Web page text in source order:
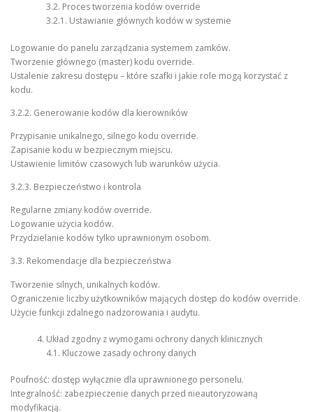
3.2. Proces tworzenia kodów override
3.2.1. Ustawianie głównych kodów w systemie
Logowanie do panelu zarządzania systemem zamków.
Tworzenie głównego (master) kodu override.
Ustalenie zakresu dostępu – które szafki i jakie role mogą korzystać z
kodu.
3.2.2. Generowanie kodów dla kierowników
Przypisanie unikalnego, silnego kodu override.
Zapisanie kodu w bezpiecznym miejscu.
Ustawienie limitów czasowych lub warunków użycia.
3.2.3. Bezpieczeństwo i kontrola
Regularne zmiany kodów override.
Logowanie użycia kodów.
Przydzielanie kodów tylko uprawnionym osobom.
3.3. Rekomendacje dla bezpieczeństwa
Tworzenie silnych, unikalnych kodów.
Ograniczenie liczby użytkowników mających dostęp do kodów override.
Użycie funkcji zdalnego nadzorowania i audytu.
Układ zgodny z wymogami ochrony danych klinicznych
4.1. Kluczowe zasady ochrony danych
Poufność: dostęp wyłącznie dla uprawnionego personelu.
Integralność: zabezpieczenie danych przed nieautoryzowaną
modyfikacją.